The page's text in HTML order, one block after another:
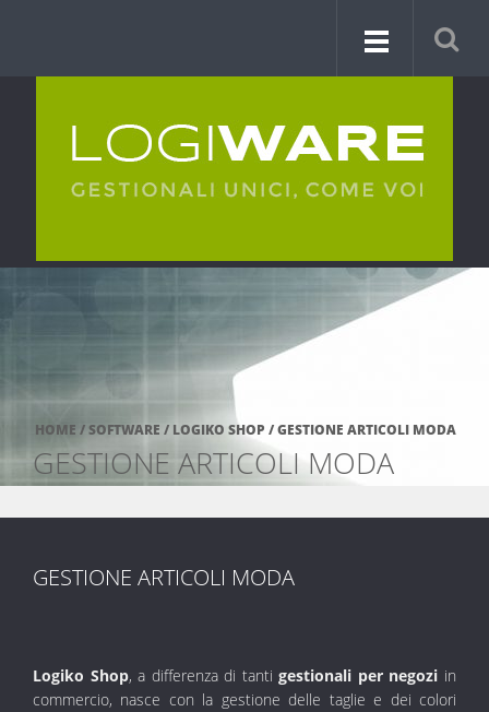
HOME /SOFTWARE / LOGIKO SHOP /GESTIONE ARTICOLI MODA
GESTIONE ARTICOLI MODA
GESTIONE ARTICOLI MODA
Logiko Shop, a differenza di tantigestionali per negozi in
commercio, nasce con la gestione delle taglie e dei colori